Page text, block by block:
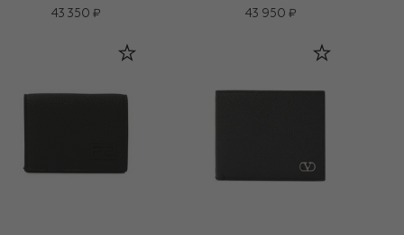
43 350 ₽
43 950 ₽